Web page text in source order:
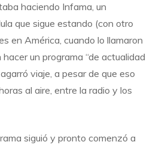
haciendo Infama, un
que sigue estando (con otro
en América, cuando lo llamaron
un programa “de actualidad
viaje, a pesar de que eso
al aire, entre la radio y los
siguió y pronto comenzó a